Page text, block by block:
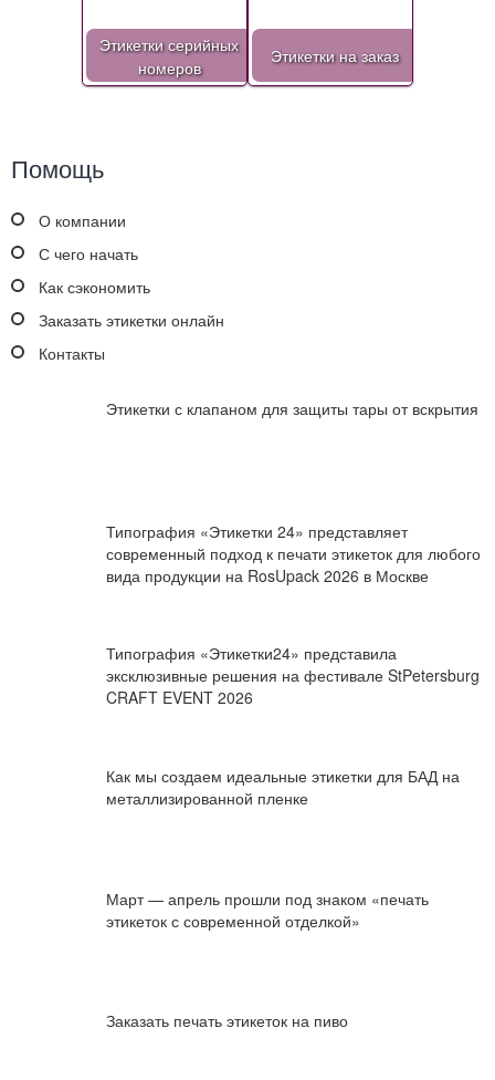
Этикетки серийных
номеров
Этикетки на заказ
Помощь
О компании
С чего начать
Как сэкономить
Заказать этикетки онлайн
Контакты
Этикетки с клапаном для защиты тары от вскрытия
Типография «Этикетки 24» представляет
современный подход к печати этикеток для любого
вида продукции на RosUpack 2026 в Москве
Типография «Этикетки24» представила
эксклюзивные решения на фестивале StPetersburg
CRAFT EVENT 2026
Как мы создаем идеальные этикетки для БАД на
металлизированной пленке
Март — апрель прошли под знаком «печать
этикеток с современной отделкой»
Заказать печать этикеток на пиво